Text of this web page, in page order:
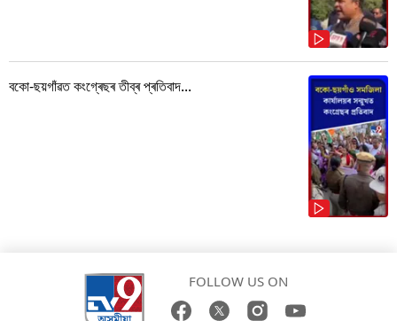
বকো-ছয়গাঁৱত কংগ্ৰেছৰ তীব্ৰ প্ৰতিবাদ...
FOLLOW US ON